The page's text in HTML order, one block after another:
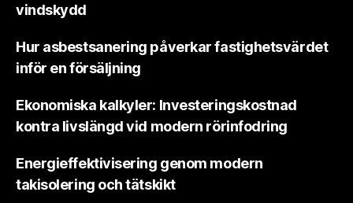
vindskydd
Hur asbestsanering påverkar fastighetsvärdet
inför en försäljning
Ekonomiska kalkyler: Investeringskostnad
kontra livslängd vid modern rörinfodring
Energieffektivisering genom modern
takisolering och tätskikt